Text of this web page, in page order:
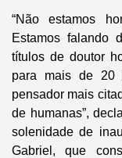
“Não estamos
Estamos falando
títulos de doutor
para mais de 20
pensador mais
de humanas”,
solenidade de
Gabriel, que